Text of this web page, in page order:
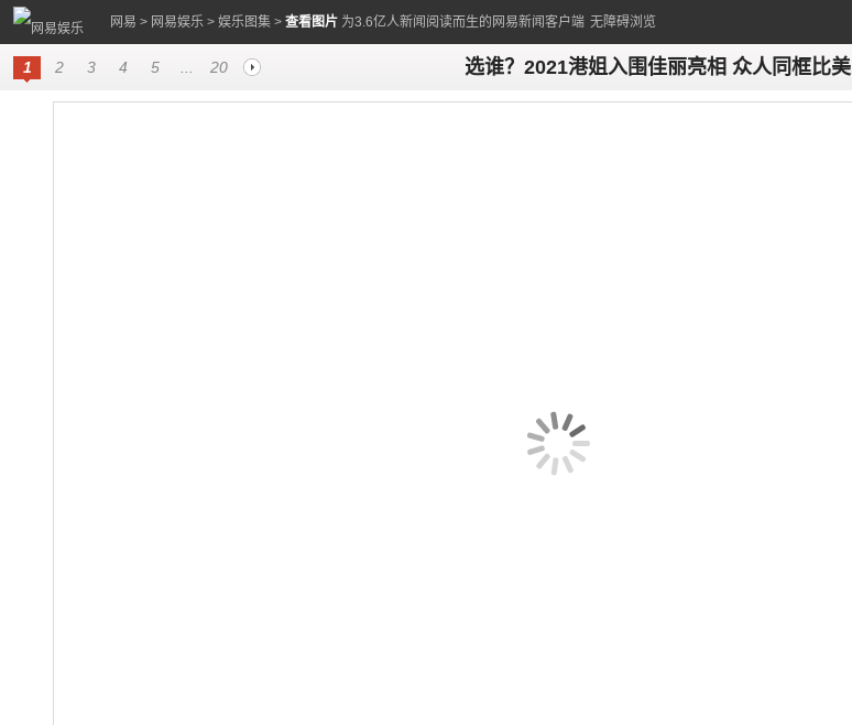
网易 > 网易娱乐 > 娱乐图集 > 查看图片 为3.6亿人新闻阅读而生的网易新闻客户端 无障碍浏览
1 2 3 4 5 20 选谁？2021港姐入围佳丽亮相 众人同框比美